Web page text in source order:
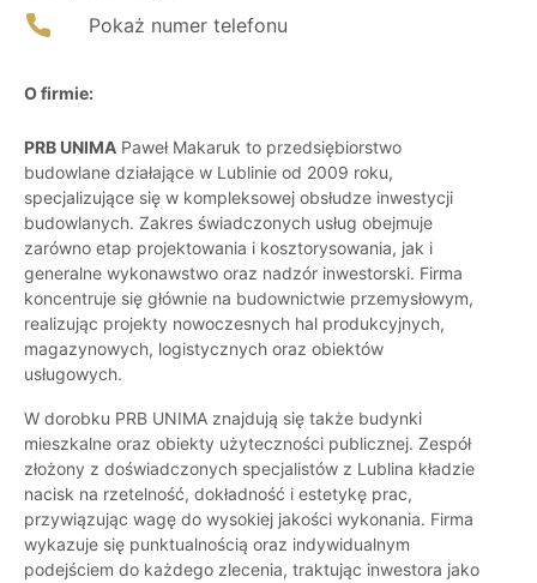
Pokaż numer telefonu
O firmie:
PRB UNIMA Paweł Makaruk to przedsiębiorstwo
budowlane działające w Lublinie od 2009 roku,
specjalizujące się w kompleksowej obsłudze inwestycji
budowlanych. Zakres świadczonych usług obejmuje
zarówno etap projektowania i kosztorysowania, jak i
generalne wykonawstwo oraz nadzór inwestorski. Firma
koncentruje się głównie na budownictwie przemysłowym,
realizując projekty nowoczesnych hal produkcyjnych,
magazynowych, logistycznych oraz obiektów
usługowych.
W dorobku PRB UNIMA znajdują się także budynki
mieszkalne oraz obiekty użyteczności publicznej. Zespół
złożony z doświadczonych specjalistów z Lublina kładzie
nacisk na rzetelność, dokładność i estetykę prac,
przywiązując wagę do wysokiej jakości wykonania. Firma
wykazuje się punktualnością oraz indywidualnym
podejściem do każdego zlecenia, traktując inwestora jako